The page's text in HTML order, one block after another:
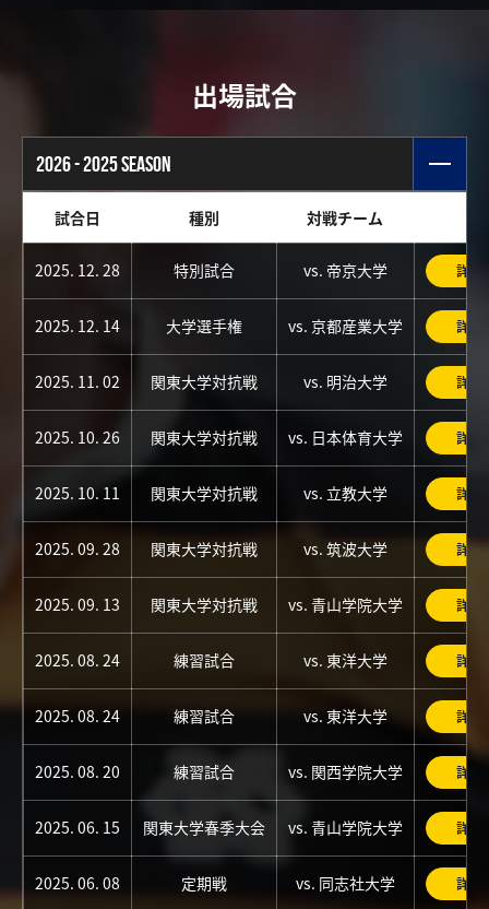
出場試合
2026 - 2025 SEASON
試合日 種別 対戦チーム
2025. 12. 28 特別試合 vs. 帝京大学 詳細
2025. 12. 14 大学選手権 vs. 京都産業大学 詳細
2025. 11. 02 関東大学対抗戦 vs. 明治大学 詳細
2025. 10. 26 関東大学対抗戦 vs. 日本体育大学 詳細
2025. 10. 11 関東大学対抗戦 vs. 立教大学 詳細
2025. 09. 28 関東大学対抗戦 vs. 筑波大学 詳細
2025. 09. 13 関東大学対抗戦 vs. 青山学院大学 詳細
2025. 08. 24 練習試合 vs. 東洋大学 詳細
2025. 08. 24 練習試合 vs. 東洋大学 詳細
2025. 08. 20 練習試合 vs. 関西学院大学 詳細
2025. 06. 15 関東大学春季大会 vs. 青山学院大学 詳細
2025. 06. 08 定期戦 vs. 同志社大学 詳細